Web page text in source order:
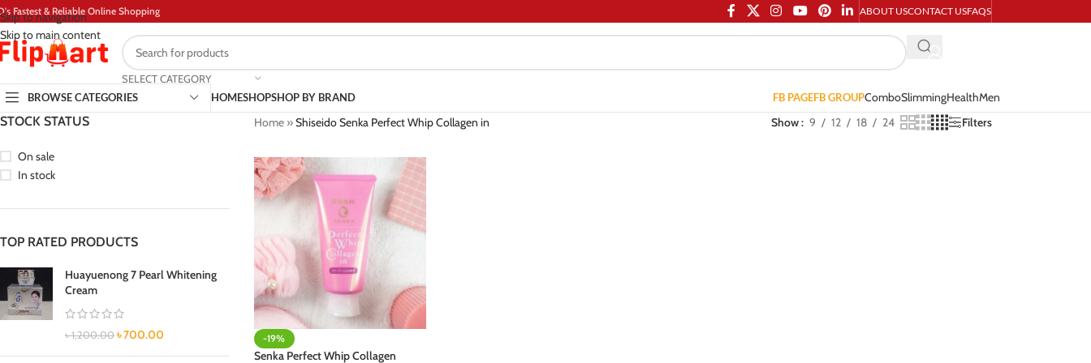
Skip to navigation
Skip to main content
Fastest & Reliable Online Shopping ABOUT USCONTACT USFAQS
SELECT CATEGORY
BROWSE CATEGORIES
HOMESHOPSHOP BY BRAND FB PAGEFB GROUPComboSlimmingHealthMen
STOCK STATUS
On sale
In stock
TOP RATED PRODUCTS
Huayuenong 7 Pearl Whitening
Cream
৳1,200.00 ৳700.00
Home»Shiseido Senka Perfect Whip Collagen in Show 9 12 18 24 Filters
-19%
Senka Perfect Whip Collagen